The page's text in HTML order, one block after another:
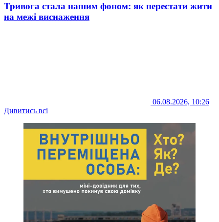
Тривога стала нашим фоном: як перестати жити
на межі виснаження
06.08.2026, 10:26
Дивитись всі